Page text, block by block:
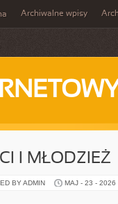
Archiwalne wpisy
I MŁODZIEŻ
BY ADMIN MAJ - 23 - 2026